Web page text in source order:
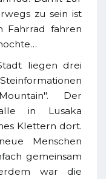
zu sein ist
Fahrrad fahren
liegen drei
Der
in Lusaka
Klettern dort.
Menschen
gemeinsam
war die